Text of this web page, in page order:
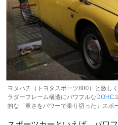
ヨタハチ（トヨタスポーツ800）と激し
ラダーフレーム構造にパワフルな DOHC
的な「重さをパワーで乗り切った」スポ